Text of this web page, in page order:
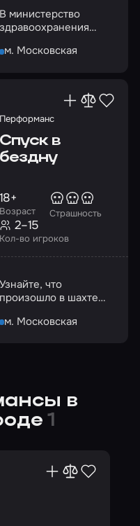
В министерство
здравоохранения
жалоба на
м. Московская
Перформанс
Спуск в
бездну
Возраст
18+
Страшность
Кол-во игроков
2–15
Узнайте, что
произошло в шахте
м. Московская
в
1